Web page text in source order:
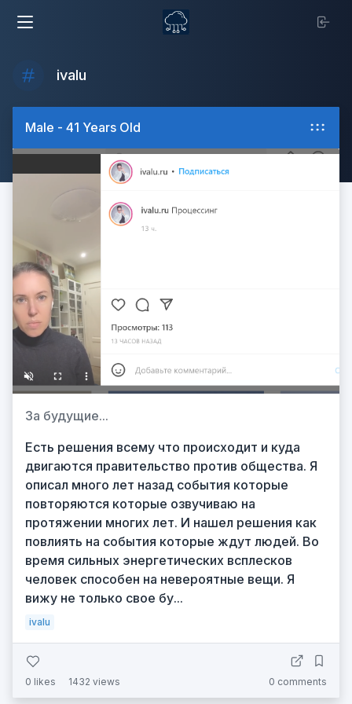
ivalu
Male - 41 Years Old
За будущие...
Есть решения всему что происходит и куда
двигаются правительство против общества. Я
описал много лет назад события которые
повторяются которые озвучиваю на
протяжении многих лет. И нашел решения как
повлиять на события которые ждут людей. Во
время сильных энергетических всплесков
человек способен на невероятные вещи. Я
вижу не только свое бу...
ivalu
0 likes 1432 views 0 comments